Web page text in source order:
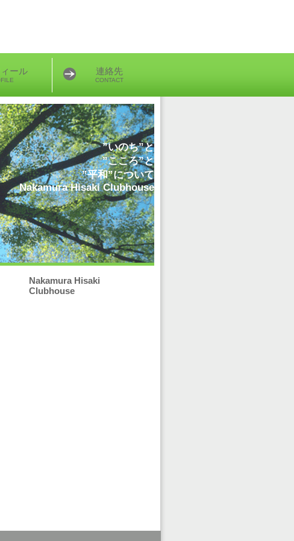
”いのち”と
”こころ”と
”平和”について
Nakamura Hisaki Clubhouse
ール 連絡先
CONTACT
Nakamura Hisaki
Clubhouse